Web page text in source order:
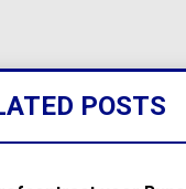
POSTS